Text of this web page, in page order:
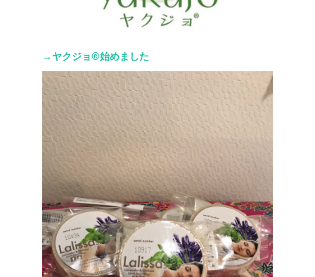
→ヤクジョ®︎始めました